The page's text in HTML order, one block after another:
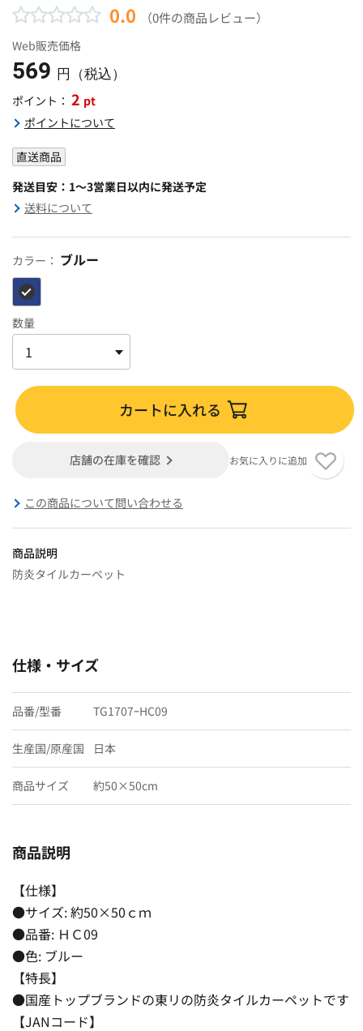
0.0 （0件の商品レビュー）
Web販売価格
569 円（税込）
ポイント： 2 pt
ポイントについて
直送商品
発送目安：1～3営業日以内に発送予定
送料について
カラー： ブルー
数量
カートに入れる
店舗の在庫を確認 お気に入りに追加
この商品について問い合わせる
商品説明
防炎タイルカーペット
仕様・サイズ
品番/型番 TG1707ｰHC09
生産国/原産国 日本
商品サイズ 約50×50cm
商品説明
【仕様】
●サイズ: 約50×50ｃｍ
●品番: ＨＣ09
●色: ブルー
【特長】
●国産トップブランドの東リの防炎タイルカーペットです
【JANコード】